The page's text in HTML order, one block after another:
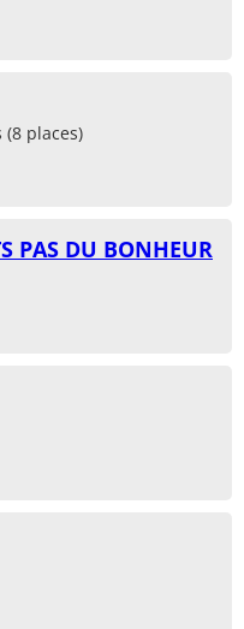
places)
PAS DU BONHEUR